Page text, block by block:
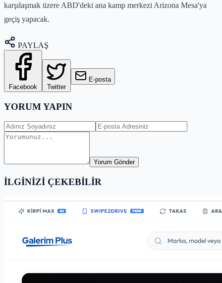
karşılaşmak üzere ABD'deki ana kamp merkezi Arizona Mesa'ya
geçiş yapacak.
PAYLAŞ
Facebook Twitter
E-posta
YORUM YAPIN
Yorum Gönder
İLGİNİZİ ÇEKEBİLİR